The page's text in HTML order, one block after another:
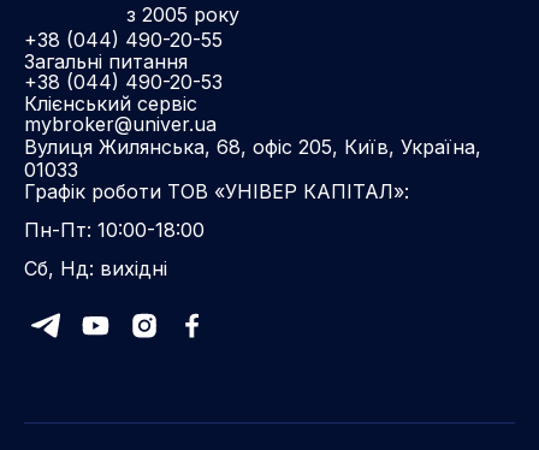
з 2005 року
+38 (044) 490-20-55
Загальні питання
+38 (044) 490-20-53
Клієнський сервіс
mybroker@univer.ua
Вулиця Жилянська, 68, офіс 205, Київ, Україна,
01033
Графік роботи ТОВ «УНІВЕР КАПІТАЛ»:
Пн-Пт: 10:00-18:00
Сб, Нд: вихідні